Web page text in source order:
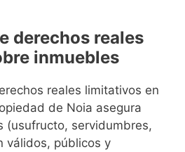
derechos reales
inmuebles
reales limitativos en
de Noia asegura
(usufructo, servidumbres,
válidos, públicos y